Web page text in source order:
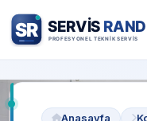
Anasayfa